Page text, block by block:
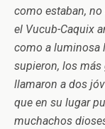
como estaban,
el Vucub-Caquix
como a luminosa
supieron, los
llamaron a dos
que en su lugar
muchachos